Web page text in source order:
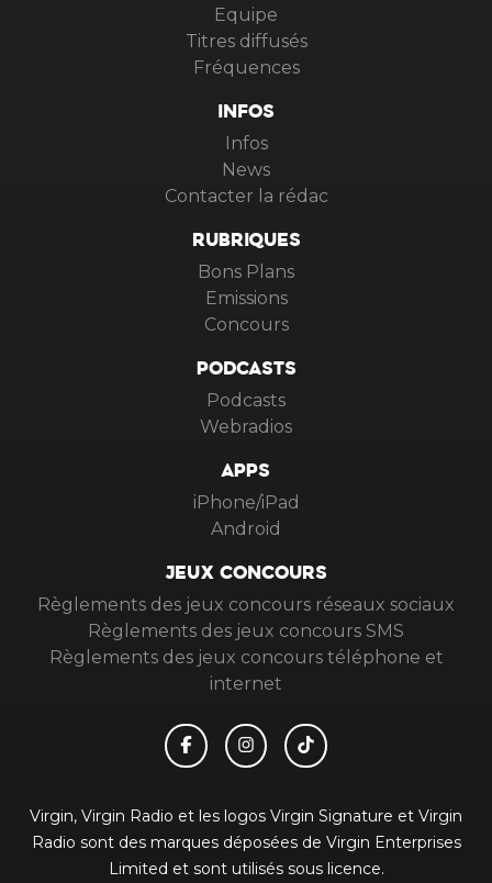
Equipe
Titres diffusés
Fréquences
INFOS
Infos
News
Contacter la rédac
RUBRIQUES
Bons Plans
Emissions
Concours
PODCASTS
Podcasts
Webradios
APPS
iPhone/iPad
Android
JEUX CONCOURS
Règlements des jeux concours réseaux sociaux
Règlements des jeux concours SMS
Règlements des jeux concours téléphone et
internet
Virgin, Virgin Radio et les logos Virgin Signature et Virgin
Radio sont des marques déposées de Virgin Enterprises
Limited et sont utilisés sous licence.